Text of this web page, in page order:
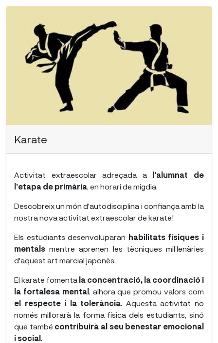
Karate
Activitat extraescolar adreçada a l'alumnat de
l'etapa de primària , en horari de migdia.
Descobreix un món d'autodisciplina i confiança amb la
nostra nova activitat extraescolar de karate!
Els estudiants desenvoluparan habilitats físiques i
mentals mentre aprenen les tècniques mil·lenàries
d'aquest art marcial japonès.
El karate fomenta la concentració, la coordinació i
la fortalesa mental, alhora que promou valors com
el respecte i la tolerància . Aquesta activitat no
només millorarà la forma física dels estudiants, sinó
que també contribuirà al seu benestar emocional
i social